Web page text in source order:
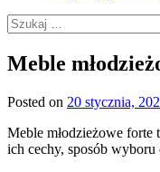
Szukaj:
Meble
Posted on 20 stycznia,
Meble młodzieżowe
ich cechy, sposób wyboru